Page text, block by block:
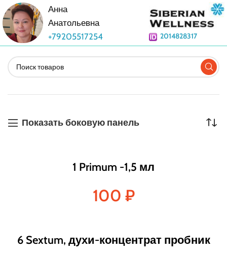
Анна
Анатольевна
+79205517254
2014828317
Показать боковую панель
1 Primum -1,5 мл
100 ₽
6 Sextum, духи-концентрат пробник